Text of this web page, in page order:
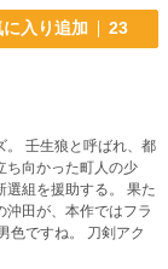
に入り追加 23
都
ち向かった町人の少
選組を援助する。 果た
色ですね。 刀剣アク